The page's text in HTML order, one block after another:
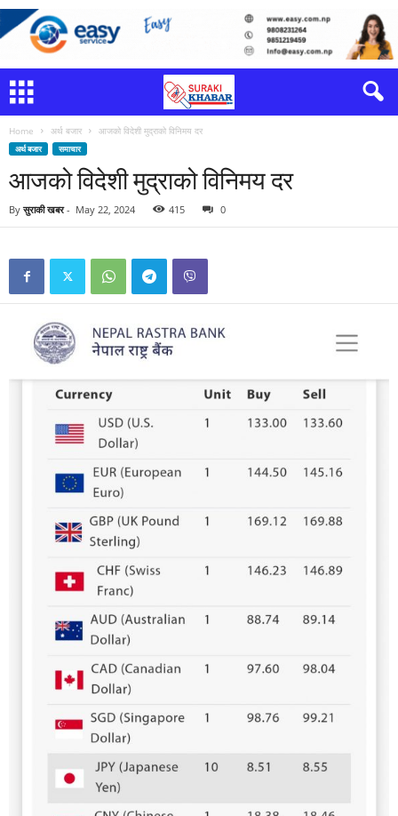
Home अर्थ बजार आजको विदेशी मुद्राको विनिमय दर
अर्थ बजार समाचार
आजको विदेशी मुद्राको विनिमय दर
By सुराकी खबर- May 22, 2024 415 0